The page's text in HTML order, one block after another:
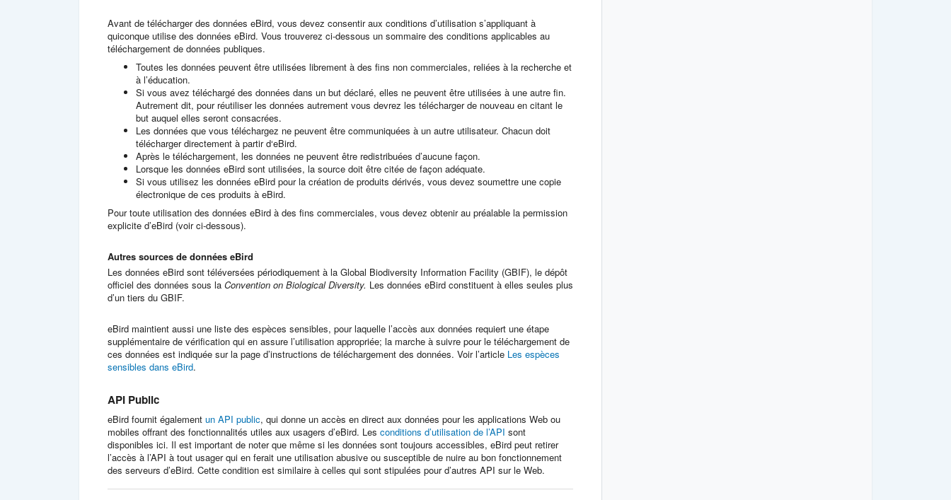
Avant de télécharger des données eBird, vous devez consentir aux conditions d’utilisation s’appliquant à
quiconque utilise des données eBird. Vous trouverez ci-dessous un sommaire des conditions applicables au
téléchargement de données publiques.
Toutes les données peuvent être utilisées librement à des fins non commerciales, reliées à la recherche et
à l’éducation.
Si vous avez téléchargé des données dans un but déclaré, elles ne peuvent être utilisées à une autre fin.
Autrement dit, pour réutiliser les données autrement vous devrez les télécharger de nouveau en citant le
but auquel elles seront consacrées.
Les données que vous téléchargez ne peuvent être communiquées à un autre utilisateur. Chacun doit
télécharger directement à partir d‘eBird.
Après le téléchargement, les données ne peuvent être redistribuées d’aucune façon.
Lorsque les données eBird sont utilisées, la source doit être citée de façon adéquate.
Si vous utilisez les données eBird pour la création de produits dérivés, vous devez soumettre une copie
électronique de ces produits à eBird.
Pour toute utilisation des données eBird à des fins commerciales, vous devez obtenir au préalable la permission
explicite d’eBird (voir ci-dessous).
Autres sources de données eBird
Les données eBird sont téléversées périodiquement à la Global Biodiversity Information Facility (GBIF), le dépôt
officiel des données sous la Convention on Biological Diversity. Les données eBird constituent à elles seules plus
d’un tiers du GBIF.
eBird maintient aussi une liste des espèces sensibles, pour laquelle l’accès aux données requiert une étape
supplémentaire de vérification qui en assure l’utilisation appropriée; la marche à suivre pour le téléchargement de
ces données est indiquée sur la page d’instructions de téléchargement des données. Voir l’article Les espèces
sensibles dans eBird.
API Public
eBird fournit également un API public, qui donne un accès en direct aux données pour les applications Web ou
mobiles offrant des fonctionnalités utiles aux usagers d’eBird. Les conditions d’utilisation de l’API sont
disponibles ici. Il est important de noter que même si les données sont toujours accessibles, eBird peut retirer
l’accès à l’API à tout usager qui en ferait une utilisation abusive ou susceptible de nuire au bon fonctionnement
des serveurs d’eBird. Cette condition est similaire à celles qui sont stipulées pour d’autres API sur le Web.